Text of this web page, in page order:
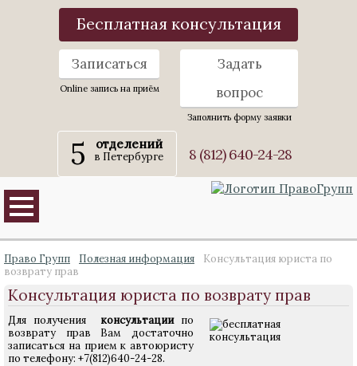
Бесплатная консультация
Записаться
Online запись на приём
Задать
вопрос
Заполнить форму заявки
5 отделений
в Петербурге 8 (812) 640-24-28
Право Групп Полезная информация
Консультация юриста по
возврату прав
Консультация юриста по возврату прав
Для получения консультациипо
возврату прав Вам достаточно
записаться на прием к автоюристу
по телефону: +7(812)640-24-28.